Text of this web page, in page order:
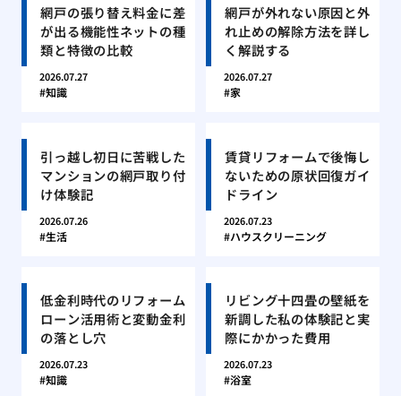
網戸の張り替え料金に差
が出る機能性ネットの種
類と特徴の比較
2026.07.27
知識
網戸が外れない原因と外
れ止めの解除方法を詳し
く解説する
2026.07.27
家
引っ越し初日に苦戦した
マンションの網戸取り付
け体験記
2026.07.26
生活
賃貸リフォームで後悔し
ないための原状回復ガイ
ドライン
2026.07.23
ハウスクリーニング
低金利時代のリフォーム
ローン活用術と変動金利
の落とし穴
2026.07.23
知識
リビング十四畳の壁紙を
新調した私の体験記と実
際にかかった費用
2026.07.23
浴室